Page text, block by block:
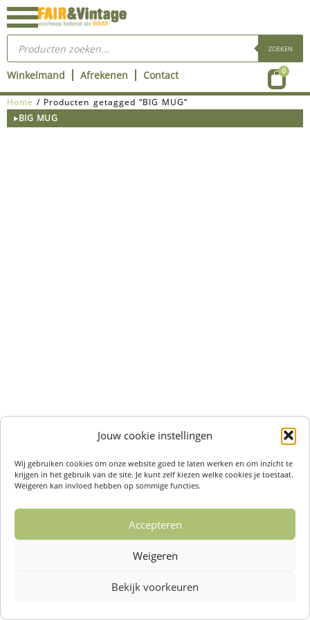
Jouw cookie instellingen
Wij gebruiken cookies om onze website goed te laten werken en om inzicht te
krijgen in het gebruik van de site. Je kunt zelf kiezen welke cookies je toestaat.
Weigeren kan invloed hebben op sommige functies.
Accepteren
Weigeren
Bekijk voorkeuren
Ga
naar
inhoud
Producten
zoeken ZOEKEN
Winkelmand Afrekenen Contact 0
Home / Producten getagged “BIG MUG”
▸BIG MUG